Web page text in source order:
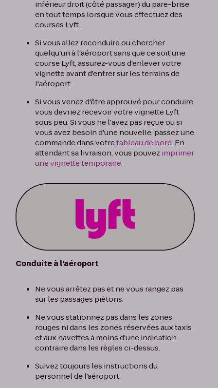
inférieur droit (côté passager) du pare-brise
en tout temps lorsque vous effectuez des
courses Lyft.
Si vous allez reconduire ou chercher
quelqu'un à l'aéroport sans que ce soit une
course Lyft, assurez-vous d'enlever votre
vignette avant d'entrer sur les terrains de
l'aéroport.
Si vous venez d'être approuvé pour conduire,
vous devriez recevoir votre vignette Lyft
sous peu. Si vous ne l'avez pas reçue ou si
vous avez besoin d'une nouvelle, passez une
commande dans votretableau de bord. En
attendant sa livraison, vous pouvez imprimer
une vignette temporaire.
Conduite à l’aéroport
Ne vous arrêtez pas et ne vous rangez pas
sur les passages piétons.
Ne vous stationnez pas dans les zones
rouges ni dans les zones réservées aux taxis
et aux navettes à moins d'une indication
contraire dans les règles ci-dessus.
Suivez toujours les instructions du
personnel de l’aéroport.